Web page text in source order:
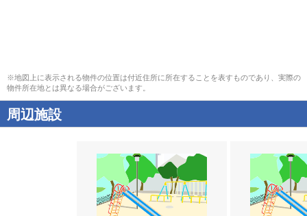
※地図上に表示される物件の位置は付近住所に所在することを表すものであり、実際の
物件所在地とは異なる場合がございます。
周辺施設